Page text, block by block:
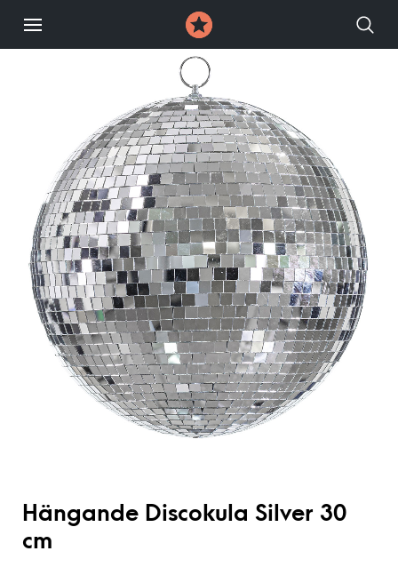
Hängande Discokula Silver 30
cm